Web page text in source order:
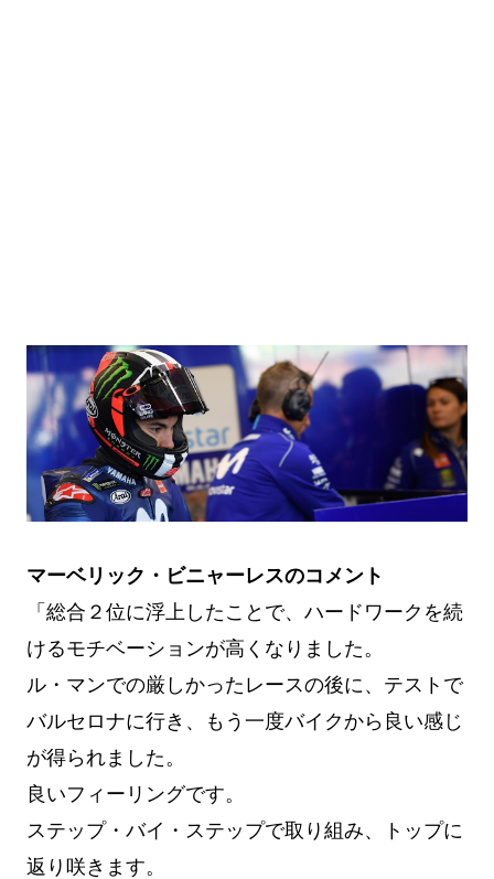
マーベリック・ビニャーレスのコメント
「総合２位に浮上したことで、ハードワークを続
けるモチベーションが高くなりました。
ル・マンでの厳しかったレースの後に、テストで
バルセロナに行き、もう一度バイクから良い感じ
が得られました。
良いフィーリングです。
ステップ・バイ・ステップで取り組み、トップに
返り咲きます。